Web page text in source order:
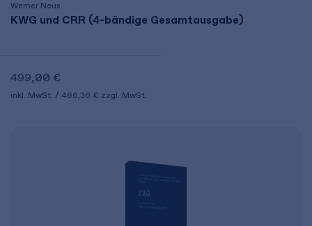
Werner Neus
KWG und CRR (4-bändige Gesamtausgabe)
499,00 €
inkl. MwSt. 466,36 € zzgl. MwSt.